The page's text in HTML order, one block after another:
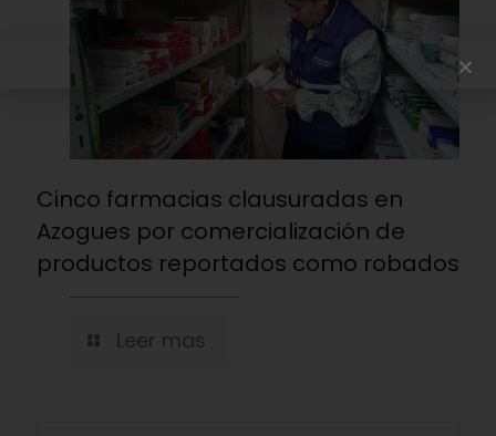
Cinco farmacias clausuradas en
Azogues por comercialización de
productos reportados como robados
Leer mas